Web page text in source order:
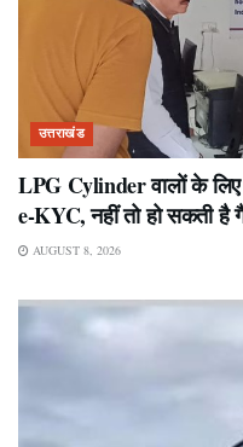
उत्तराखंड
LPG Cylinder वालों के
e-KYC, नहीं तो हो सकती है
AUGUST 8, 2026